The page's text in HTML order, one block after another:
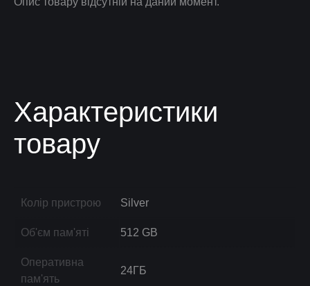
Характеристики
товару
Колір пристрою Silver
Об'єм пам'яті 512 GB
Оперативна
пам'ять
24ГБ